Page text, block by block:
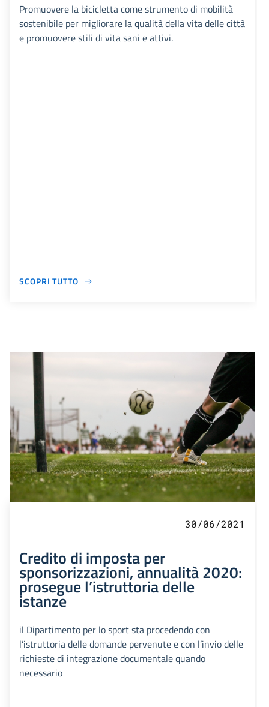
Promuovere la bicicletta come strumento di mobilità
sostenibile per migliorare la qualità della vita delle città
e promuovere stili di vita sani e attivi.
SCOPRI TUTTO
30/06/2021
Credito di imposta per
sponsorizzazioni, annualità 2020:
prosegue l’istruttoria delle
istanze
il Dipartimento per lo sport sta procedendo con
l’istruttoria delle domande pervenute e con l’invio delle
richieste di integrazione documentale quando
necessario